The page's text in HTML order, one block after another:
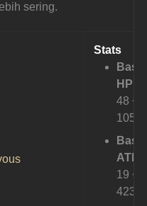
sering.
Stats
Base
HP:
48 ~
1058
Base
ATK:
19 ~
423